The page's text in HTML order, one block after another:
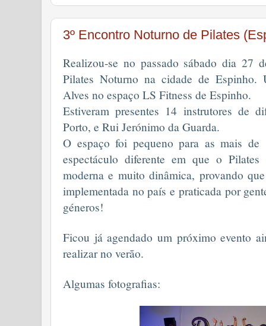
3º Encontro Noturno de Pilates
Realizou-se no passado sábado dia 27
Pilates Noturno na cidade de Espinho.
Alves no espaço LS Fitness de Espinho.
Estiveram presentes 14 instrutores de
Porto, e Rui Jerónimo da Guarda.
O espaço foi pequeno para as mais de
espectáculo diferente em que o
moderna e muito dinâmica, provando
implementada no país e praticada por
géneros!
Ficou já agendado um próximo evento
realizar no verão.
Algumas fotografias: